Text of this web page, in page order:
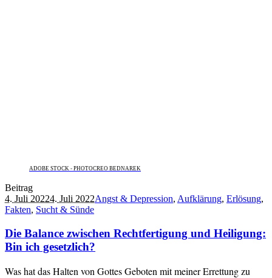
ADOBE STOCK - PHOTOCREO BEDNAREK
Beitrag
4. Juli 20224. Juli 2022Angst & Depression, Aufklärung, Erlösung,
Fakten, Sucht & Sünde
Die Balance zwischen Rechtfertigung und Heiligung:
Bin ich gesetzlich?
Was hat das Halten von Gottes Geboten mit meiner Errettung zu